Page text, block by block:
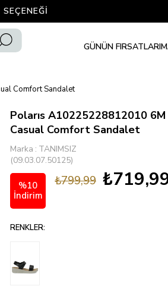
GÜNÜN FIRSATLARI
Comfort Sandalet
Polarıs A10225228812010
Casual Comfort Sandalet
Marka : TANIMSIZ
(09.03.07.50125)
%10
İndirim
₺799,99
RENKLER: